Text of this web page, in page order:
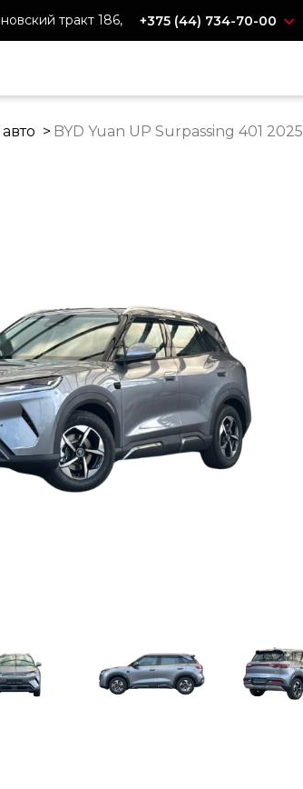
тракт 186, +375 (44) 734-70-00
BYD Yuan UP Surpassing 401 2025